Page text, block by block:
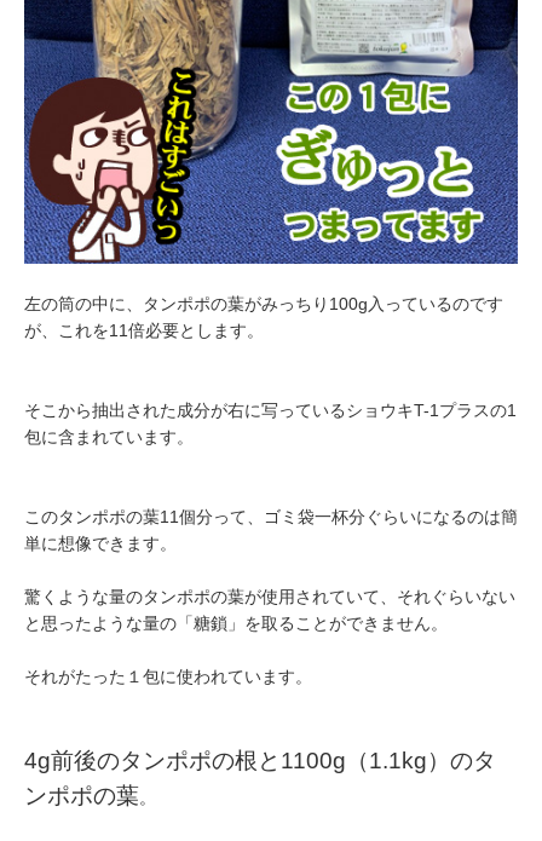
左の筒の中に、タンポポの葉がみっちり100g入っているのです
が、これを11倍必要とします。
そこから抽出された成分が右に写っているショウキT-1プラスの1
包に含まれています。
このタンポポの葉11個分って、ゴミ袋一杯分ぐらいになるのは簡
単に想像できます。
驚くような量のタンポポの葉が使用されていて、それぐらいない
と思ったような量の「糖鎖」を取ることができません。
それがたった１包に使われています。
4g前後のタンポポの根と1100g（1.1kg）のタ
ンポポの葉。